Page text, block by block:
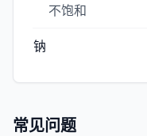
不饱和
钠
常见问题